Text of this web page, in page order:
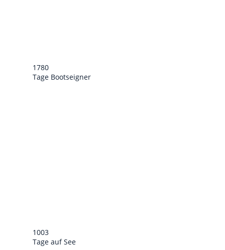
1780
Tage Bootseigner
1003
Tage auf See